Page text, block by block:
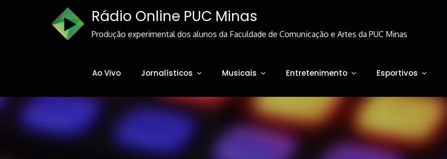
Rádio Online PUC Minas
Produção experimental dos alunos da Faculdade de Comunicação e Artes da PUC Minas
Ao Vivo Jornalísticos Musicais Entretenimento Esportivos